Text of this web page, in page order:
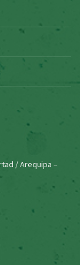
/ Arequipa –